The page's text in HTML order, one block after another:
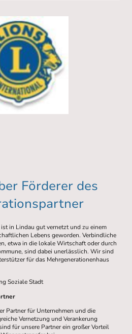
Förderer des
in Lindau gut vernetzt und zu einem
Lebens geworden. Verbindliche
etwa in die lokale Wirtschaft oder durch
sind dabei unerlässlich. Wir sind
für das Mehrgenerationenhaus
Soziale Stadt
Partner für Unternehmen und die
Vernetzung und Verankerung
für unsere Partner ein großer Vorteil